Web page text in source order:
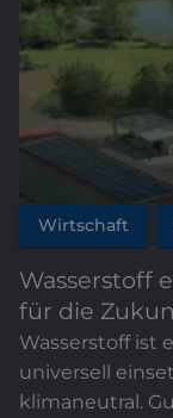
Wirtschaft
Wasserstoff
für die
Wasserstoff ist
universell
klimaneutral.